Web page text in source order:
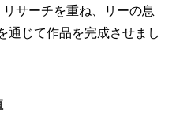
サーチを重ね、リーの息
通じて作品を完成させまし